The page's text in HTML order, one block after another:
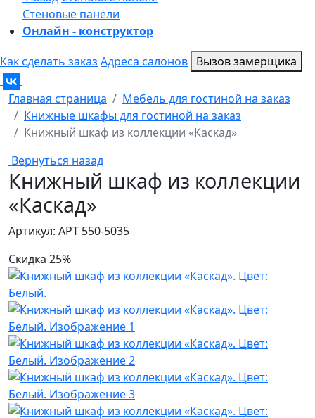
Онлайн - конструктор
Как сделать заказ Адреса салонов Вызов замерщика
Главная страница
Мебель для гостиной на заказ
Книжные шкафы для гостиной на заказ
Книжный шкаф из коллекции «Каскад»
Вернуться назад
Книжный шкаф из коллекции
«Каскад»
Артикул: АРТ 550-5035
Скидка 25%